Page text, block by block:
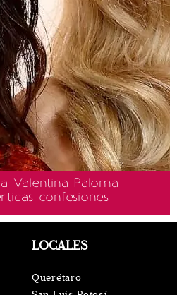
Valentina Paloma
confesiones
LOCALES
Querétaro